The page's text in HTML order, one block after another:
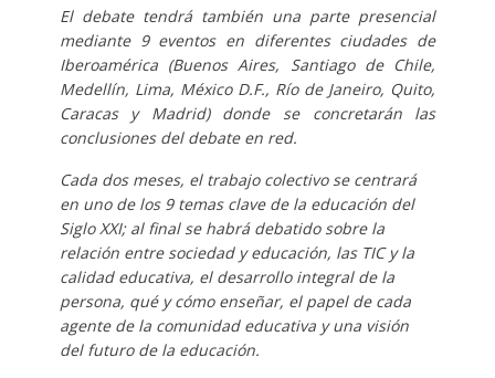
El debate tendrá también una parte presencial
mediante 9 eventos en diferentes ciudades de
Iberoamérica (Buenos Aires, Santiago de Chile,
Medellín, Lima, México D.F., Río de Janeiro, Quito,
Caracas y Madrid) donde se concretarán las
conclusiones del debate en red.
Cada dos meses, el trabajo colectivo se centrará
en uno de los 9 temas clave de la educación del
Siglo XXI; al final se habrá debatido sobre la
relación entre sociedad y educación, las TIC y la
calidad educativa, el desarrollo integral de la
persona, qué y cómo enseñar, el papel de cada
agente de la comunidad educativa y una visión
del futuro de la educación.